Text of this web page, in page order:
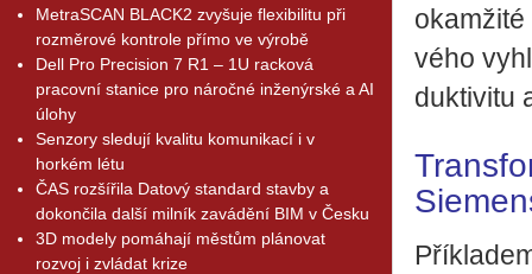
MetraSCAN BLACK2 zvyšuje flexibilitu při
rozměrové kontrole přímo ve výrobě
Dell Pro Precision 7 R1 – 1U racková
pracovní stanice pro náročné inženýrské a AI
úlohy
Senzory sledují kvalitu komunikací i v
horkém létu
ČAS rozšířila Datový standard stavby a
dokončila další milník zavádění BIM v Česku
3D modely pomáhají městům plánovat
rozvoj i zvládat krize
vé­ho
duk­ti­vi­tu